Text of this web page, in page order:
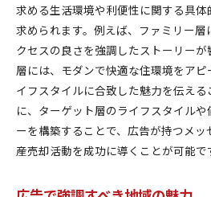
求める生活環境や利便性に関する具
求められます。例えば、ファミリー
クセスの良さを強調したストーリー
層には、モダンで快適な住環境をア
イフスタイルに合致した魅力を伝え
に、ターゲット層のライフスタイル
ーを構築することで、広告が持つメ
産売却活動を成功に導くことが可能で